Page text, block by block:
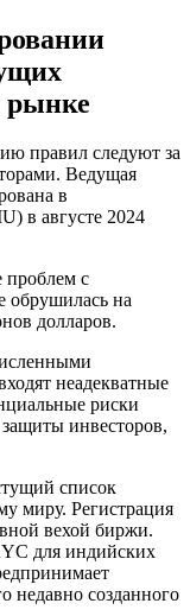
рынке
правил следуют за
Ведущая
в
в августе 2024
проблем с
обрушилась на
долларов.
неадекватные
риски
инвесторов,
список
миру. Регистрация
вехой биржи.
для индийских
недавно созданного